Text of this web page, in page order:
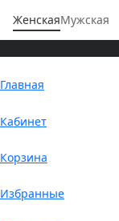
ЖенскаяМужская
Главная
Кабинет
Корзина
Избранные